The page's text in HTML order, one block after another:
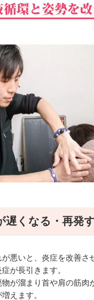
遅くなる・再発
が悪いと、炎症を改善さ
が長引きます。
物が溜まり首や肩の筋肉
えます。